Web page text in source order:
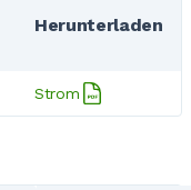
Herunterladen
Strom